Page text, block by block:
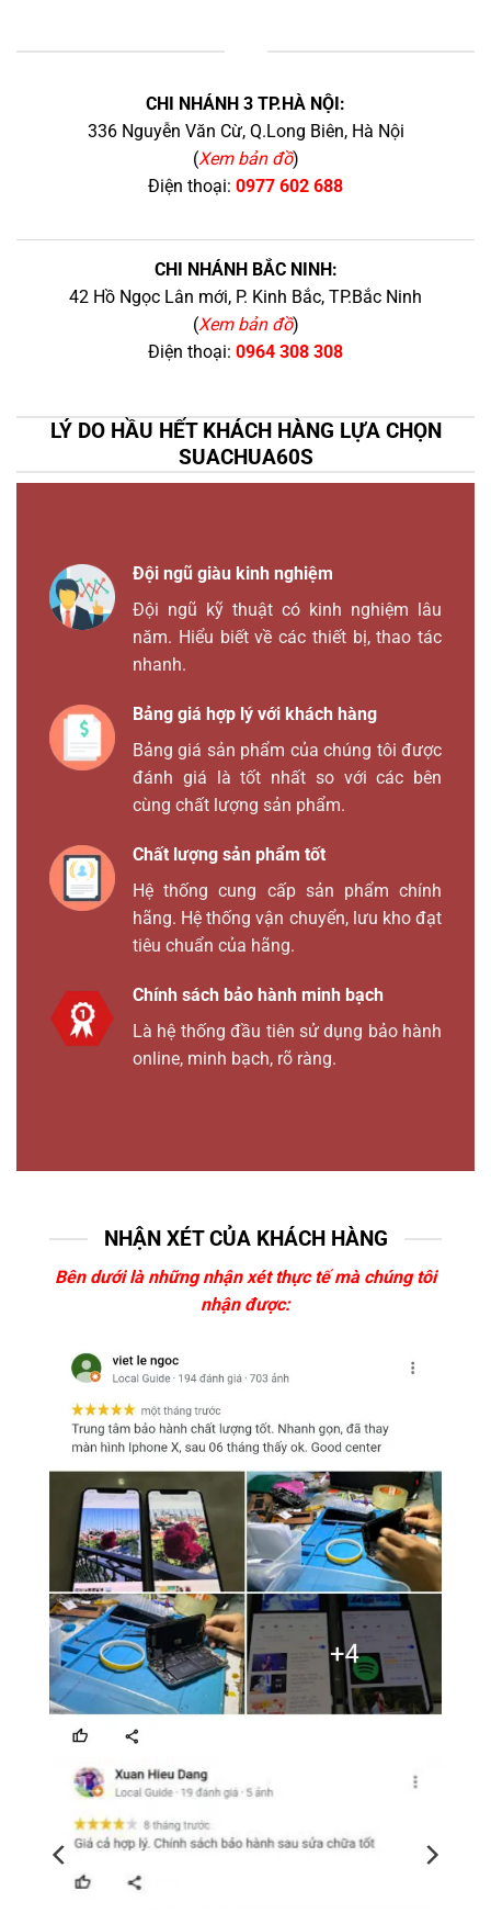
CHI NHÁNH 3 TP.HÀ NỘI:
336 Nguyễn Văn Cừ, Q.Long Biên, Hà Nội
(Xem bản đồ)
Điện thoại: 0977 602 688
CHI NHÁNH BẮC NINH:
42 Hồ Ngọc Lân mới, P. Kinh Bắc, TP.Bắc Ninh
(Xem bản đồ)
Điện thoại: 0964 308 308
LÝ DO HẦU HẾT KHÁCH HÀNG LỰA CHỌN
SUACHUA60S
Đội ngũ giàu kinh nghiệm
Đội ngũ kỹ thuật có kinh nghiệm lâu
năm. Hiểu biết về các thiết bị, thao tác
nhanh.
Bảng giá hợp lý với khách hàng
Bảng giá sản phẩm của chúng tôi được
đánh giá là tốt nhất so với các bên
cùng chất lượng sản phẩm.
Chất lượng sản phẩm tốt
Hệ thống cung cấp sản phẩm chính
hãng. Hệ thống vận chuyển, lưu kho đạt
tiêu chuẩn của hãng.
Chính sách bảo hành minh bạch
Là hệ thống đầu tiên sử dụng bảo hành
online, minh bạch, rõ ràng.
NHẬN XÉT CỦA KHÁCH HÀNG
Bên dưới là những nhận xét thực tế mà chúng tôi
nhận được: